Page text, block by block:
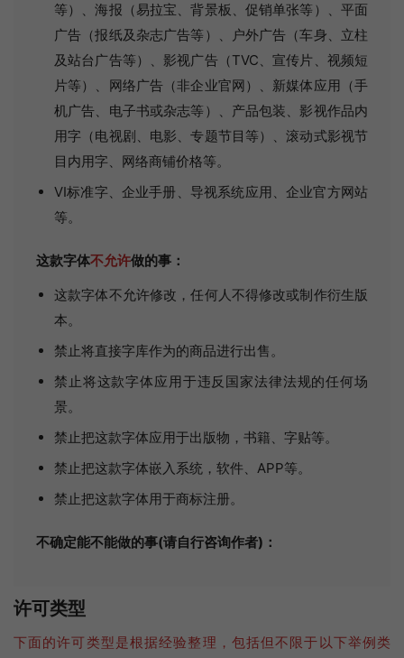
等）、海报（易拉宝、背景板、促销单张等）、平面
广告（报纸及杂志广告等）、户外广告（车身、立柱
及站台广告等）、影视广告（TVC、宣传片、视频短
片等）、网络广告（非企业官网）、新媒体应用（手
机广告、电子书或杂志等）、产品包装、影视作品内
用字（电视剧、电影、专题节目等）、滚动式影视节
目内用字、网络商铺价格等。
VI标准字、企业手册、导视系统应用、企业官方网站
等。
这款字体不允许做的事：
这款字体不允许修改，任何人不得修改或制作衍生版
本。
禁止将直接字库作为的商品进行出售。
禁止将这款字体应用于违反国家法律法规的任何场
景。
禁止把这款字体应用于出版物，书籍、字贴等。
禁止把这款字体嵌入系统，软件、APP等。
禁止把这款字体用于商标注册。
不确定能不能做的事(请自行咨询作者)：
许可类型
下面的许可类型是根据经验整理，包括但不限于以下举例类